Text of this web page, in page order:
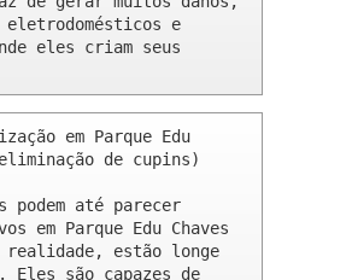
eletrodomésticos e
eles criam seus
em Parque Edu
de cupins)
podem até parecer
em Parque Edu Chaves
realidade, estão longe
Eles são capazes de